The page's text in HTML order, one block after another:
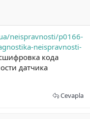
neispravnosti/p0166-
neispravnosti-
кода
датчика
Cevapla